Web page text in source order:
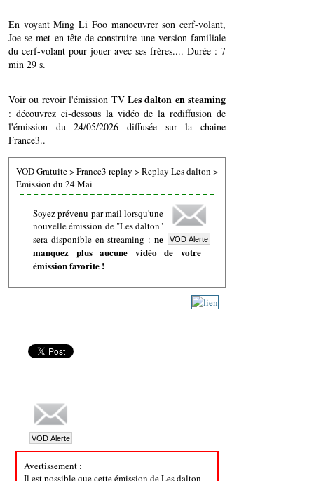
En voyant Ming Li Foo manoeuvrer son cerf-volant,
Joe se met en tête de construire une version familiale
du cerf-volant pour jouer avec ses frères.... Durée : 7
min 29 s.
Voir ou revoir l'émission TV Les dalton en steaming
: découvrez ci-dessous la vidéo de la rediffusion de
l'émission du 24/05/2026 diffusée sur la chaine
France3..
VOD Gratuite>France3 replay >Replay Les dalton >
Emission du 24 Mai
Soyez prévenu par mail lorsqu'une
nouvelle émission de "Les dalton"
sera disponible en streaming : ne
manquez plus aucune vidéo de votre
émission favorite !
Avertissement :
Il est possible que cette émission de Les dalton